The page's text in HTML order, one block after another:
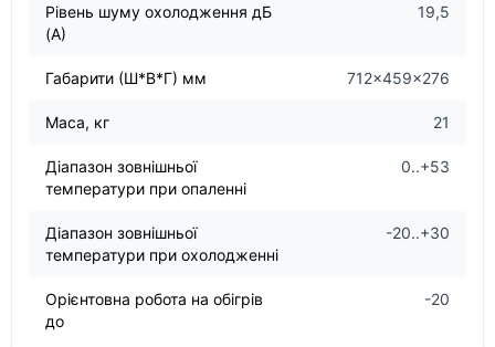
Рівень шуму охолодження дБ
(А)
19,5
Габарити (Ш*В*Г) мм 712×459×276
Маса, кг 21
Діапазон зовнішньої
температури при опаленні
0..+53
Діапазон зовнішньої
температури при охолодженні
-20..+30
Орієнтовна робота на обігрів
до
-20